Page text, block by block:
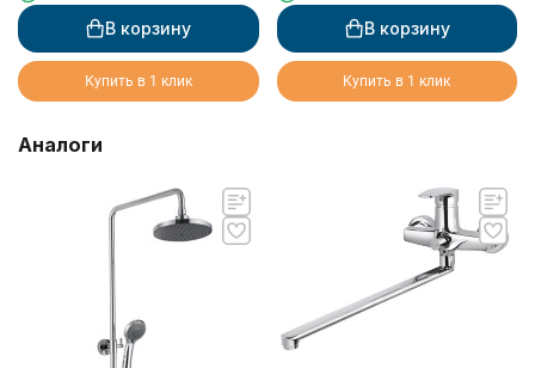
В корзину
Купить в 1 клик
В корзину
Купить в 1 клик
Аналоги